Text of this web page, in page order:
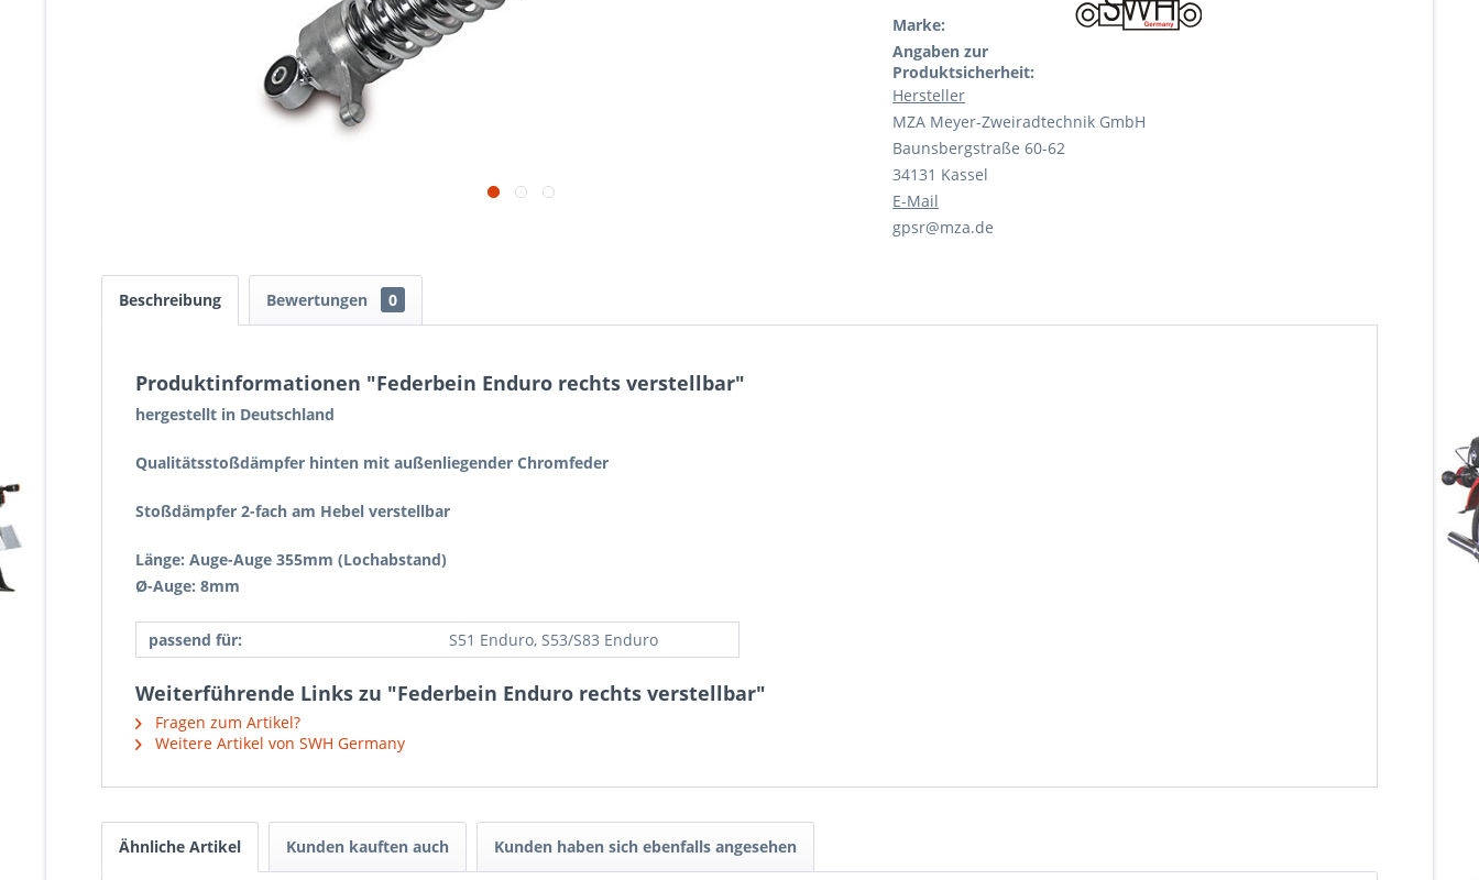
Marke:
Angaben zur
Produktsicherheit:
Hersteller
MZA Meyer-Zweiradtechnik GmbH
Baunsbergstraße 60-62
34131 Kassel
E-Mail
gpsr@mza.de
Beschreibung Bewertungen 0
Produktinformationen "Federbein Enduro rechts verstellbar"
hergestellt in Deutschland
Qualitätsstoßdämpfer hinten mit außenliegender Chromfeder
Stoßdämpfer 2-fach am Hebel verstellbar
Länge: Auge-Auge 355mm (Lochabstand)
Ø-Auge: 8mm
passend für: S51 Enduro, S53/S83 Enduro
Weiterführende Links zu "Federbein Enduro rechts verstellbar"
Fragen zum Artikel?
Weitere Artikel von SWH Germany
Ähnliche Artikel Kunden kauften auch Kunden haben sich ebenfalls angesehen